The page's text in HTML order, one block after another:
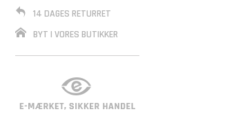
14 DAGES RETURRET
BYT I VORES BUTIKKER